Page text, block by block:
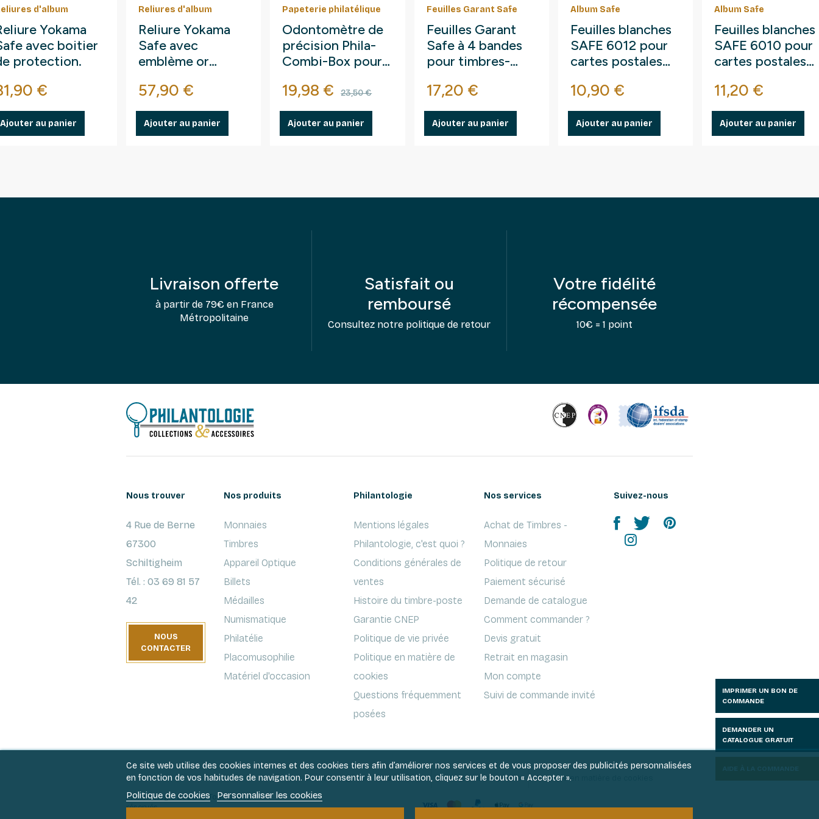
d'album
Yokama
avec boitier
protection.
€
Ajouter au panier
Reliures d'album
Reliure Yokama
Safe avec
emblème or
Prix
57,90 €
Ajouter au panier
Papeterie philatélique
Odontomètre de
précision Phila-
Combi-Box pour
Prix
19,98 € Prix de base
23,50 €
Ajouter au panier
Feuilles Garant Safe
Feuilles Garant
Safe à 4 bandes
pour timbres-
Prix
17,20 €
Ajouter au panier
Album Safe
Feuilles blanches
SAFE 6012 pour
cartes postales
horizontales.
Prix
10,90 €
Ajouter au panier
Album Safe
Feuilles blanches
SAFE 6010 pour
cartes postales
horizontales.
Prix
11,20 €
Ajouter au panier
Livraison offerte
à partir de 79€ en France
Métropolitaine
Satisfait ou
remboursé
Consultez notre politique de retour
Votre fidélité
récompensée
10€ = 1 point
Nous trouver
4 Rue de Berne
67300
Schiltigheim
Tél. : 03 69 81 57
42
NOUS
CONTACTER
Nos produits
Monnaies
Timbres
Appareil Optique
Billets
Médailles
Numismatique
Philatélie
Placomusophilie
Matériel d'occasion
Philantologie
Mentions légales
Philantologie, c'est quoi ?
Conditions générales de
ventes
Histoire du timbre-poste
Garantie CNEP
Politique de vie privée
Politique en matière de
cookies
Questions fréquemment
posées
Nos services
Achat de Timbres -
Monnaies
Politique de retour
Paiement sécurisé
Demande de catalogue
Comment commander ?
Devis gratuit
Retrait en magasin
Mon compte
Suivi de commande invité
Suivez-nous
Ce site web utilise des cookies internes et des cookies tiers afin d’améliorer nos services et de vous proposer des publicités personnalisées
en fonction de vos habitudes de navigation. Pour consentir à leur utilisation, cliquez sur le bouton « Accepter ».
Politique de cookies Personnaliser les cookies
Philantologie 2026 © Tous droits
réservés.
Conditions générales de ventes Politique de vie privée Politique en matière de cookies
IMPRIMER UN BON DE
COMMANDE
DEMANDER UN
CATALOGUE GRATUIT